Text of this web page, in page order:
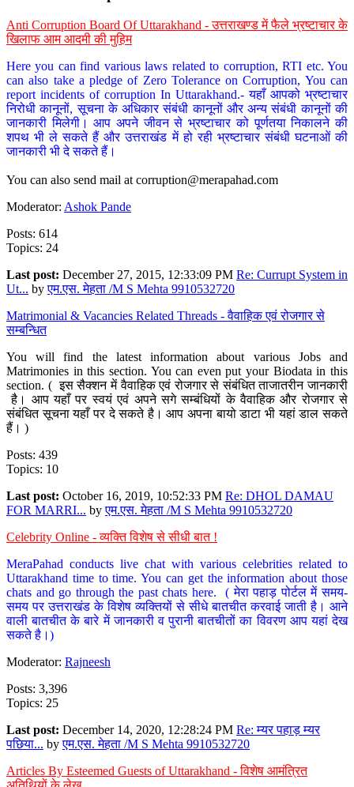
Anti Corruption Board Of Uttarakhand - उत्तराखण्ड में फैले भ्रष्टाचार के
खिलाफ आम आदमी की मुहिम
Here you can find various laws related to corruption, RTI etc. You
can also take a pledge of Zero Tolerance on Corruption, You can
report incidents of corruption In Uttarakhand.- यहाँ आपको भ्रष्टाचार
निरोधी कानूनों, सूचना के अधिकार संबंधी कानूनों और अन्य संबंधी कानूनों की
जानकारी मिलेगी। आप अपने जीवन से भ्रष्टाचार को पूर्णतया निकालने की
शपथ भी ले सकते हैं और उत्तराखंड में हो रही भ्रष्टाचार संबंधी घटनाओं की
जानकारी भी दे सकते हैं।
You can also send mail at corruption@merapahad.com
Moderator: Ashok Pande
Posts: 614
Topics: 24
Last post: December 27, 2015, 12:33:09 PM Re: Currupt System in
Ut... byएम.एस. मेहता /M S Mehta 9910532720
Matrimonial & Vacancies Related Threads - वैवाहिक एवं रोजगार से
सम्बन्धित
You will find the latest information about various Jobs and
Matrimonies in this section. You can even put your Biodata in this
section. ( इस सैक्शन में वैवाहिक एवं रोजगार से संबंधित ताजातरीन जानकारी
है। आप यहाँ पर स्वयं एवं अपने सगे सम्बंधियों के वैवाहिक और रोजगार से
संबंधित सूचना यहाँ पर दे सकते है। आप अपना बायो डाटा भी यहां डाल सकते
हैं। )
Posts: 439
Topics: 10
Last post: October 16, 2019, 10:52:33 PM Re: DHOL DAMAU
FOR MARRI... byएम.एस. मेहता /M S Mehta 9910532720
Celebrity Online - व्यक्ति विशेष से सीधी बात !
MeraPahad conducts live chat with various celebrities related to
Uttarakhand time to time. You can get the information about those
chats and go through the past chats here. ( मेरा पहाड़ पोर्टल में समय-
समय पर उत्तराखंड के विशेष व्यक्तियों से सीधे बातचीत करवाई जाती है। आने
वाली बातचीत के बारे में जानकारी व पुरानी बातचीतों का विवरण आप यहां देख
सकते है।)
Moderator: Rajneesh
Posts: 3,396
Topics: 25
Last post: December 14, 2020, 12:28:24 PM Re: म्यर पहाड़ म्यर
पछिया... byएम.एस. मेहता /M S Mehta 9910532720
Articles By Esteemed Guests of Uttarakhand - विशेष आमंत्रित